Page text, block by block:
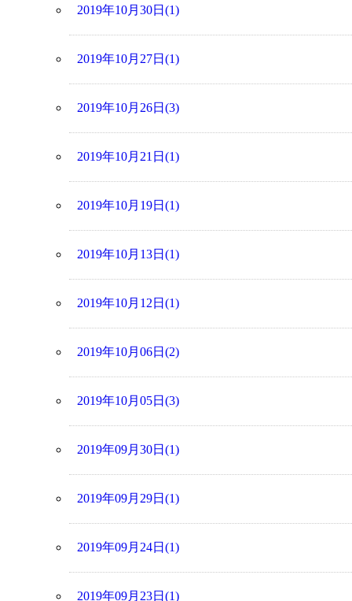
2019年10月30日(1)
2019年10月27日(1)
2019年10月26日(3)
2019年10月21日(1)
2019年10月19日(1)
2019年10月13日(1)
2019年10月12日(1)
2019年10月06日(2)
2019年10月05日(3)
2019年09月30日(1)
2019年09月29日(1)
2019年09月24日(1)
2019年09月23日(1)